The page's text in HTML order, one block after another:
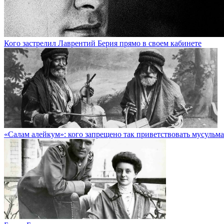
Кого застрелил Лаврентий Берия прямо в своем кабинете
«Салам алейкум»: кого запрещено так приветствовать